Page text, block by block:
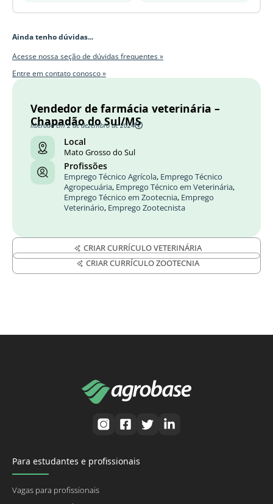
Ainda tenho dúvidas...
Acesse nossa seção de dúvidas frequentes »
Entre em contato conosco »
Vendedor de farmácia veterinária –
Chapadão do Sul/MS
liberado em 2 de dezembro de 2024
Local
Mato Grosso do Sul
Profissões
Emprego Técnico Agrícola, Emprego Técnico
Agropecuária, Emprego Técnico em Veterinária,
Emprego Técnico em Zootecnia, Emprego
Veterinário, Emprego Zootecnista
CRIAR CURRÍCULO VETERINÁRIA
CRIAR CURRÍCULO ZOOTECNIA
Para estudantes e profissionais
Vagas para profissionais